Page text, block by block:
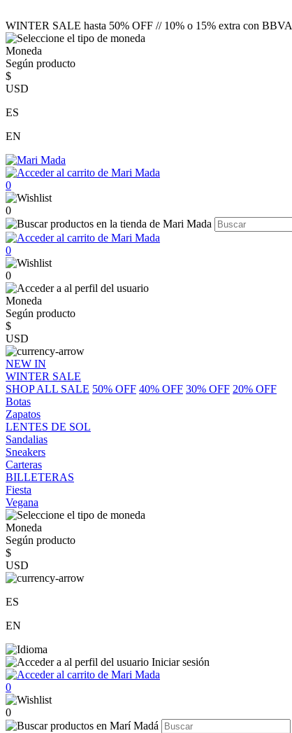
WINTER SALE hasta 50% OFF // 10% o 15% extra con BBVA
Moneda
Según producto
$
USD
ES
EN
0
0
0
0
Moneda
Según producto
$
USD
NEW IN
WINTER SALE
SHOP ALL SALE 50% OFF 40% OFF 30% OFF 20% OFF
Botas
Zapatos
LENTES DE SOL
Sandalias
Sneakers
Carteras
BILLETERAS
Fiesta
Vegana
Moneda
Según producto
$
USD
ES
EN
Iniciar sesión
0
0